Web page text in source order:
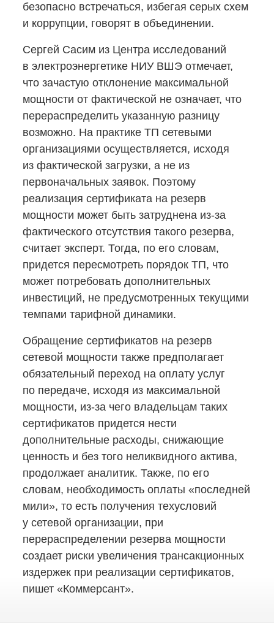
безопасно встречаться, избегая серых схем
и коррупции, говорят в объединении.
Сергей Сасим из Центра исследований
в электроэнергетике НИУ ВШЭ отмечает,
что зачастую отклонение максимальной
мощности от фактической не означает, что
перераспределить указанную разницу
возможно. На практике ТП сетевыми
организациями осуществляется, исходя
из фактической загрузки, а не из
первоначальных заявок. Поэтому
реализация сертификата на резерв
мощности может быть затруднена из-за
фактического отсутствия такого резерва,
считает эксперт. Тогда, по его словам,
придется пересмотреть порядок ТП, что
может потребовать дополнительных
инвестиций, не предусмотренных текущими
темпами тарифной динамики.
Обращение сертификатов на резерв
сетевой мощности также предполагает
обязательный переход на оплату услуг
по передаче, исходя из максимальной
мощности, из-за чего владельцам таких
сертификатов придется нести
дополнительные расходы, снижающие
ценность и без того неликвидного актива,
продолжает аналитик. Также, по его
словам, необходимость оплаты «последней
мили», то есть получения техусловий
у сетевой организации, при
перераспределении резерва мощности
создает риски увеличения трансакционных
издержек при реализации сертификатов,
пишет «Коммерсант».